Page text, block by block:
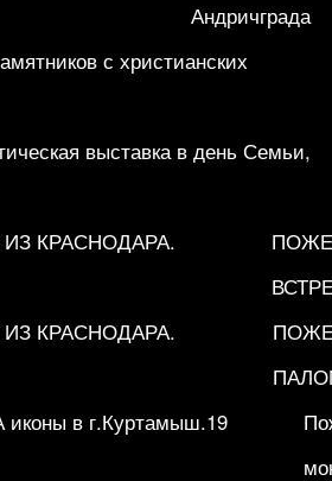
Андричграда
с христианских
выставка в день Семьи,
КРАСНОДАРА.
КРАСНОДАРА.
иконы в г.Куртамыш.19